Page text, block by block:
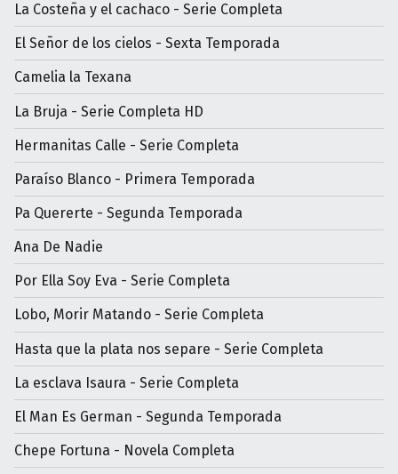
La Costeña y el cachaco - Serie Completa
El Señor de los cielos - Sexta Temporada
Camelia la Texana
La Bruja - Serie Completa HD
Hermanitas Calle - Serie Completa
Paraíso Blanco - Primera Temporada
Pa Quererte - Segunda Temporada
Ana De Nadie
Por Ella Soy Eva - Serie Completa
Lobo, Morir Matando - Serie Completa
Hasta que la plata nos separe - Serie Completa
La esclava Isaura - Serie Completa
El Man Es German - Segunda Temporada
Chepe Fortuna - Novela Completa